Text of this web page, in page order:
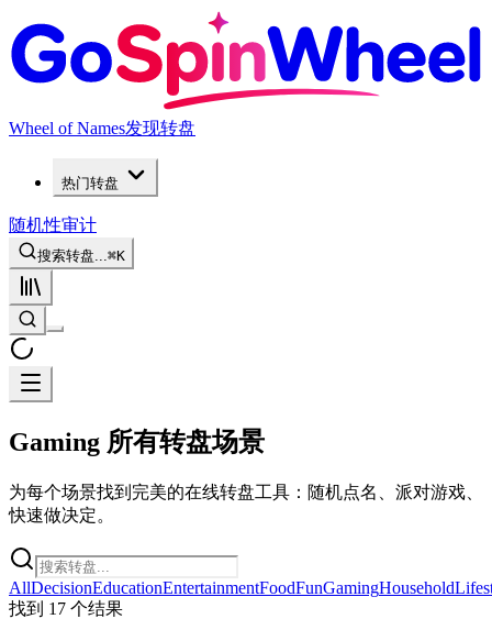
Wheel of Names发现转盘
热门转盘
随机性审计
搜索转盘... ⌘K
Gaming 所有转盘场景
为每个场景找到完美的在线转盘工具：随机点名、派对游戏、
快速做决定。
AllDecisionEducationEntertainmentFoodFunGamingHousehold
找到 17 个结果